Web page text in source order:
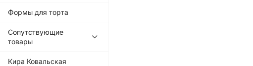
Формы для торта
Сопутствующие
товары
Кира Ковальская